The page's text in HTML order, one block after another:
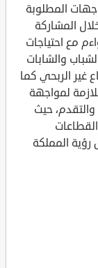
المطلوبة
المشاركة
مع احتياجات
والشابات
غير الربحي كما
لمواجهة
حيث
المملكة